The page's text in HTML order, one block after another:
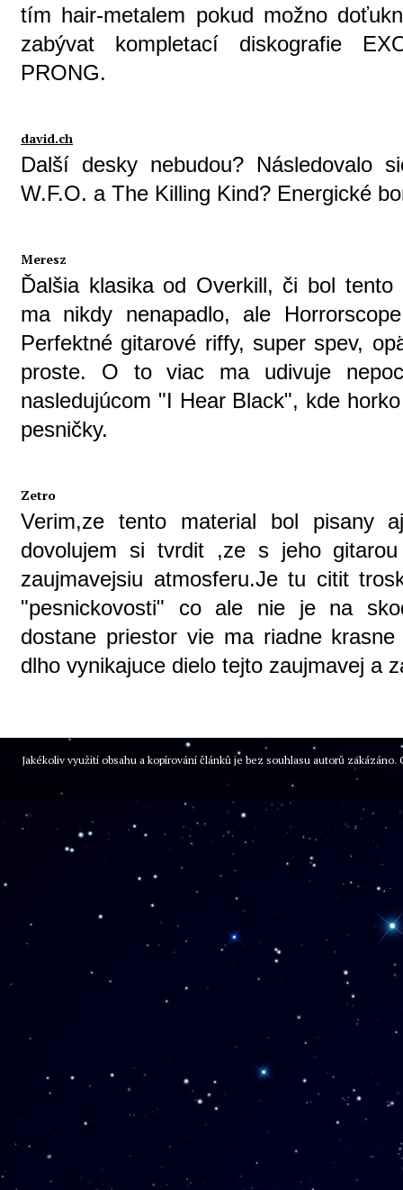
tím hair-metalem pokud možno
zabývat kompletací diskografie
PRONG.
david.ch
Další desky nebudou? Následovalo
W.F.O. a The Killing Kind? Energické
Meresz
Ďalšia klasika od Overkill, či bol
ma nikdy nenapadlo, ale
Perfektné gitarové riffy, super spev,
proste. O to viac ma udivuje
nasledujúcom "I Hear Black", kde
pesničky.
Zetro
Verim,ze tento material bol pisany
dovolujem si tvrdit ,ze s jeho
zaujmavejsiu atmosferu.Je tu citit
"pesnickovosti" co ale nie je na
dostane priestor vie ma riadne
dlho vynikajuce dielo tejto zaujmavej a
Jakékoliv využití obsahu a kopírování článků je bez souhlasu autorů